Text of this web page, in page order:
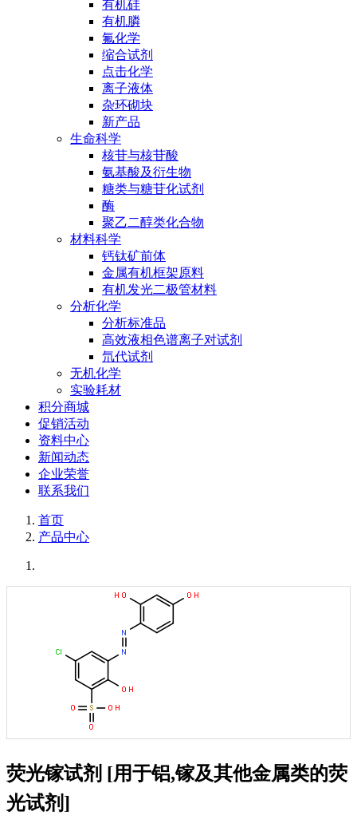
有机硅
有机膦
氟化学
缩合试剂
点击化学
离子液体
杂环砌块
新产品
生命科学
核苷与核苷酸
氨基酸及衍生物
糖类与糖苷化试剂
酶
聚乙二醇类化合物
材料科学
钙钛矿前体
金属有机框架原料
有机发光二极管材料
分析化学
分析标准品
高效液相色谱离子对试剂
氘代试剂
无机化学
实验耗材
积分商城
促销活动
资料中心
新闻动态
企业荣誉
联系我们
首页
产品中心
荧光镓试剂 [用于铝,镓及其他金属类的荧
光试剂]